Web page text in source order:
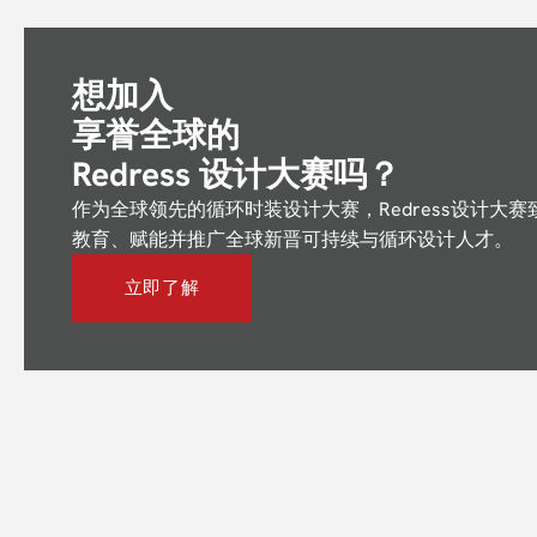
想加入
享誉全球的
Redress 设计大赛吗？
作为全球领先的循环时装设计大赛，Redress设计大赛
教育、赋能并推广全球新晋可持续与循环设计人才。
立即了解